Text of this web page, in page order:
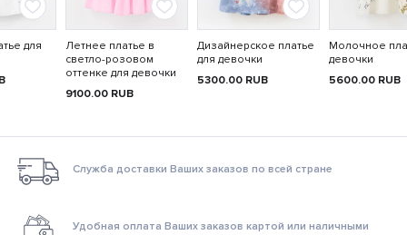
для
Летнее платье в
светло-розовом
оттенке для девочки
9100.00 RUB
Дизайнерское платье
для девочки
5300.00 RUB
Молочное
девочки
5600.00 RUB
Служба доставки Ваших заказов по всей стране
Удобная оплата Ваших заказов картой или наличными